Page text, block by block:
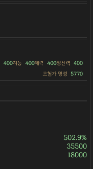
400지능 400체력 400정신력
400
모험가 명성
5770
502.9%
35500
18000